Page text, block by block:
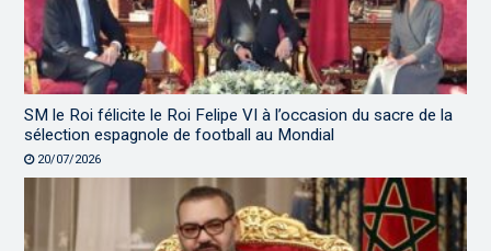
SM le Roi félicite le Roi Felipe VI à l’occasion du sacre de la
sélection espagnole de football au Mondial
20/07/2026